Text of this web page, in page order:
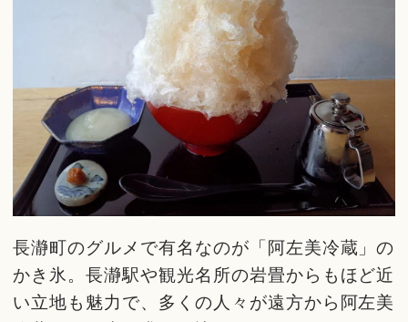
長瀞町のグルメで有名なのが「阿左美冷蔵」の
かき氷。長瀞駅や観光名所の岩畳からもほど近
い立地も魅力で、多くの人々が遠方から阿左美